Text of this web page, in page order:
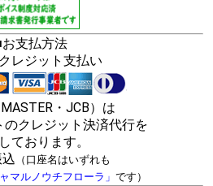
支払方法
レジット支払い
MASTER・JCB）は
のクレジット決済代行を
ております。
（口座名はいずれも
マルノウチフローラ」 です）